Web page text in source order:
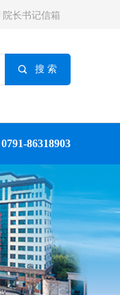
院长书记信箱
 搜 索
0791-86318903